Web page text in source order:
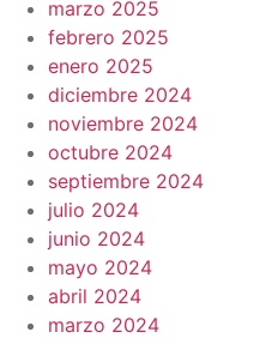
marzo 2025
febrero 2025
enero 2025
diciembre 2024
noviembre 2024
octubre 2024
septiembre 2024
julio 2024
junio 2024
mayo 2024
abril 2024
marzo 2024